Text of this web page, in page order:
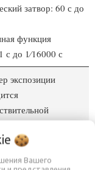
затвор: 60 с до
функция
с до 1⁄16000 с
экспозиции
2 360 000
Вашего